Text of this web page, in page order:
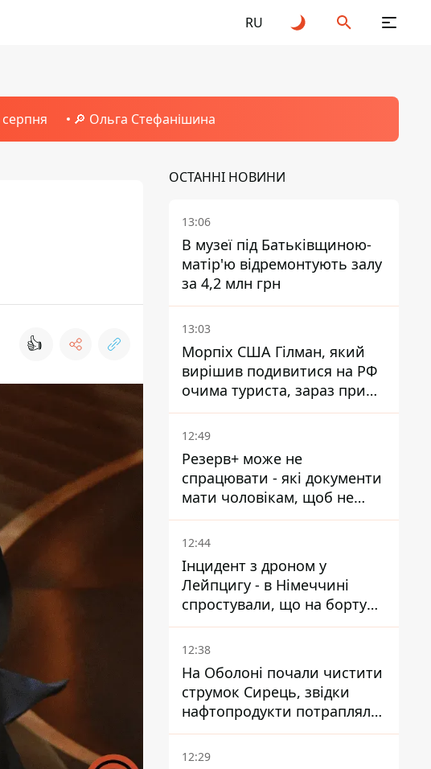
RU
🔎 Ольга Стефанішина
👍
ОСТАННІ НОВИНИ
13:06
В музеї під Батьківщиною-
матір'ю відремонтують залу
за 4,2 млн грн
13:03
Морпіх США Гілман, який
вирішив подивитися на РФ
очима туриста, зараз при
смерті у вʼязниці, де його
катували та робили інʼєкції
12:49
Резерв+ може не
спрацювати - які документи
мати чоловікам, щоб не
потрапити до ТЦК
12:44
Інцидент з дроном у
Лейпцигу - в Німеччині
спростували, що на борту
українського літака були
зброя та боєприпаси
12:38
На Оболоні почали чистити
струмок Сирець, звідки
нафтопродукти потрапляли
до озер
12:29